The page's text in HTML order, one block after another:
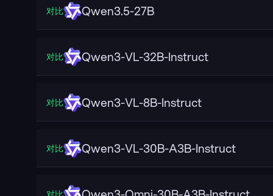
对比 Qwen3.5-27B
对比 Qwen3-VL-32B-Instruct
对比 Qwen3-VL-8B-Instruct
对比 Qwen3-VL-30B-A3B-Instruct